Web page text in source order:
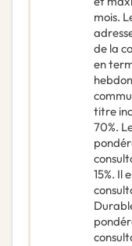
mois.
de la
en
titre
70%.
15%. Il